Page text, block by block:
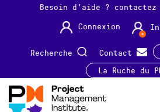
Besoin d'aide ? contactez
Connexion
Recherche Contact
La Ruche du